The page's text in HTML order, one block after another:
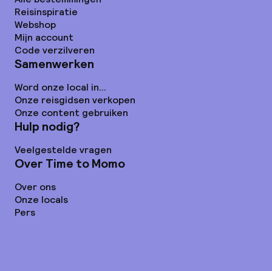
Reisinspiratie
Webshop
Mijn account
Code verzilveren
Samenwerken
Word onze local in...
Onze reisgidsen verkopen
Onze content gebruiken
Hulp nodig?
Veelgestelde vragen
Over Time to Momo
Over ons
Onze locals
Pers